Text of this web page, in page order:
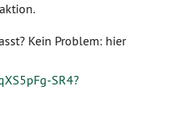
Kein Problem: hier
SR4?